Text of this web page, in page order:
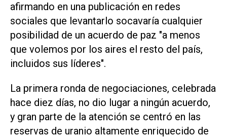
afirmando en una publicación ‌en redes
sociales que levantarlo socavaría cualquier
⁠posibilidad de un acuerdo de paz "a menos
que volemos por los aires el resto del país,
incluidos sus líderes".
La primera ronda de negociaciones, celebrada
hace diez días, no dio lugar a ningún acuerdo,
y gran parte de la atención se centró en las ​
reservas de uranio altamente enriquecido de